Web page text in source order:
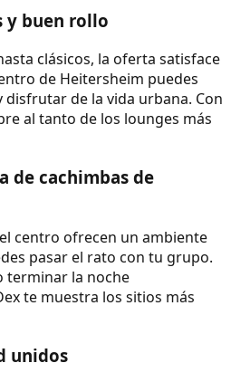
y buen rollo
clásicos, la oferta satisface
de Heitersheim puedes
disfrutar de la vida urbana. Con
al tanto de los lounges más
de cachimbas de
centro ofrecen un ambiente
pasar el rato con tu grupo.
terminar la noche
te muestra los sitios más
unidos